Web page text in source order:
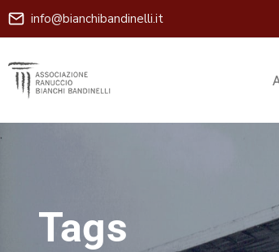
info@bianchibandinelli.it
Tags